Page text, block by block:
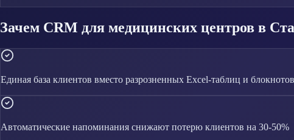
Зачем CRM для медицинских центров в
Единая база клиентов вместо разрозненных Excel-таблиц и блокнотов
Автоматические напоминания снижают потерю клиентов на 30-50%